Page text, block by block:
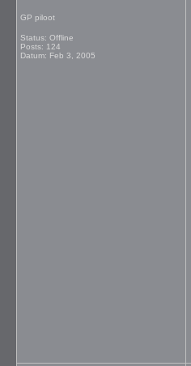
GP piloot
Status: Offline
Posts: 124
Datum: Feb 3, 2005